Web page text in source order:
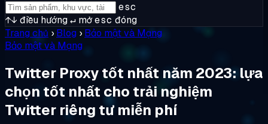
esc
↑↓ điều hướng↵ mởesc đóng
Trang chủ › Blog › Bảo mật và Mạng
Bảo mật và Mạng
Twitter Proxy tốt nhất năm 2023: lựa
chọn tốt nhất cho trải nghiệm
Twitter riêng tư miễn phí